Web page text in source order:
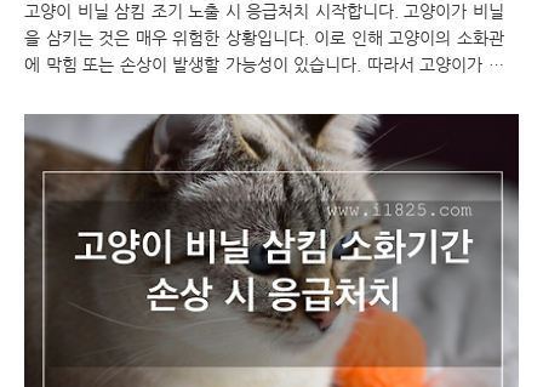
고양이 비닐 삼킴 조기 노출 시 응급처치 시작합니다. 고양이가 비닐
을 삼키는 것은 매우 위험한 상황입니다. 이로 인해 고양이의 소화관
에 막힘 또는 손상이 발생할 가능성이 있습니다. 따라서 고양이가 비
가장 안전한 대처 방법입니다. 하지만 조기 노출을 시도하고 싶은 경
우, 다음과 같은 방법들이 있을 수 있습니다. 고양이 비닐 삼킴 조기 노
출 시 응급처치 고양이 비닐 삼킴 고양이 비닐 삼킴 조기 노출 고양이
비닐 삼켰다면 가능한 빨리 수의사에게 상담하거나 진료를 받아야 합
니다. 비닐 조각이 고양이의 소화관을 막거나 손상시킬 수 있기 때문
입니다. 그러나 고양이 비닐 삼킴 후 조기 노출을 시도하고 싶다면, 다
음과 같은 방법들이 있을 수 있습니다...